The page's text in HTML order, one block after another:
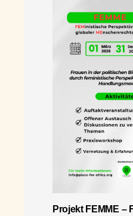
Projekt FEMME –